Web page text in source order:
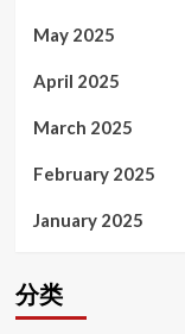
May 2025
April 2025
March 2025
February 2025
January 2025
分类